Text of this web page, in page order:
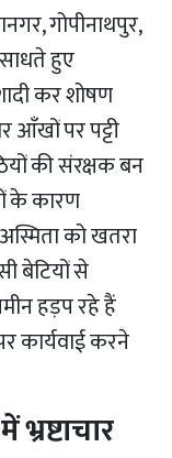
गोपीनाथपुर,
हुए
कर शोषण
आँखों पर पट्टी
की संरक्षक बन
के कारण
को खतरा
बेटियों से
हड़प रहे हैं
कार्यवाई करने